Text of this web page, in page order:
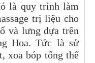
là quy trình làm
trị liệu cho
và lưng dựa trên
Hoa. Tức là sử
xoa bóp tổng thể